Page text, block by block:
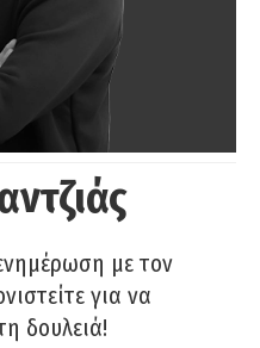
με τον
για να
δουλειά!